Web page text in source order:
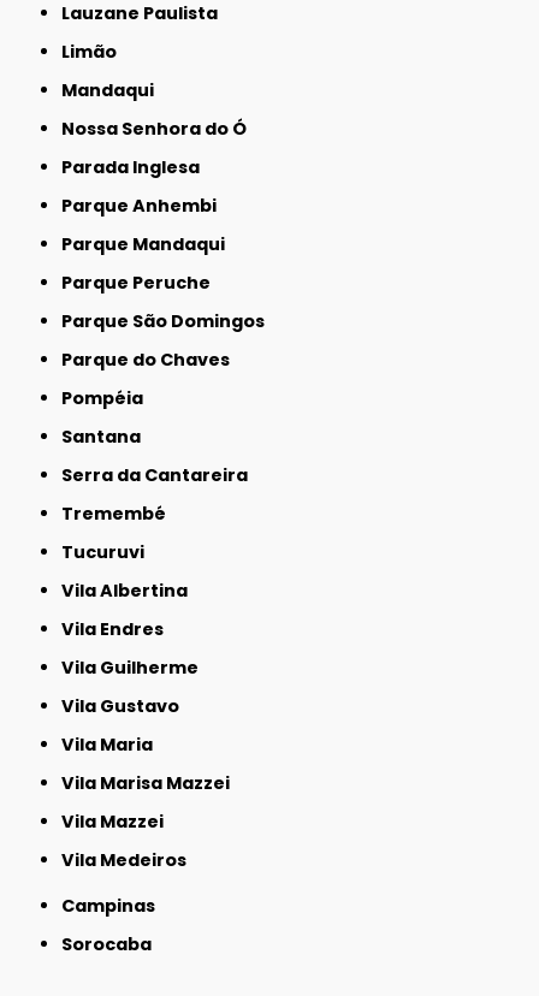
Lauzane Paulista
Limão
Mandaqui
Nossa Senhora do Ó
Parada Inglesa
Parque Anhembi
Parque Mandaqui
Parque Peruche
Parque São Domingos
Parque do Chaves
Pompéia
Santana
Serra da Cantareira
Tremembé
Tucuruvi
Vila Albertina
Vila Endres
Vila Guilherme
Vila Gustavo
Vila Maria
Vila Marisa Mazzei
Vila Mazzei
Vila Medeiros
Campinas
Sorocaba